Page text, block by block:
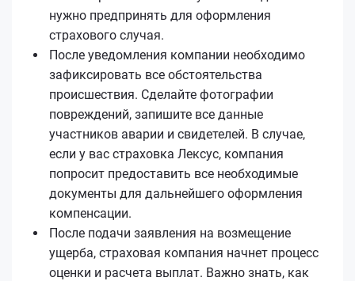
нужно предпринять для оформления
страхового случая.
После уведомления компании необходимо
зафиксировать все обстоятельства
происшествия. Сделайте фотографии
повреждений, запишите все данные
участников аварии и свидетелей. В случае,
если у вас страховка Лексус, компания
попросит предоставить все необходимые
документы для дальнейшего оформления
компенсации.
После подачи заявления на возмещение
ущерба, страховая компания начнет процесс
оценки и расчета выплат. Важно знать, как